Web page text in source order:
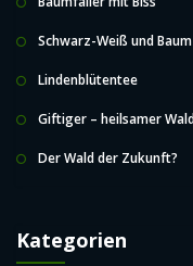
Lindenblütentee
Giftiger – heilsamer Wald
Der Wald der Zukunft?
Kategorien
Bäume